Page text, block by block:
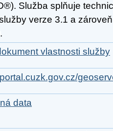
Služba splňuje
verze 3.1 a
vlastnosti služby
data